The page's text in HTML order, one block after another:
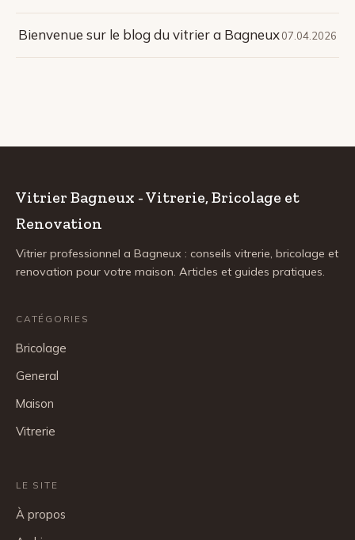
Bienvenue sur le blog du vitrier a Bagneux07.04.2026
Vitrier Bagneux - Vitrerie, Bricolage et
Renovation
Vitrier professionnel a Bagneux : conseils vitrerie, bricolage et
renovation pour votre maison. Articles et guides pratiques.
CATÉGORIES
Bricolage
General
Maison
Vitrerie
LE SITE
À propos